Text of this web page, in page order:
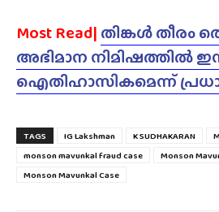
Most Read| തിങ്കൾ തീരം
അഭിമാന നിമിഷത്തിൽ
ഐതിഹാസികമെന്ന്
TAGS IG Lakshman K SUDHAKARAN
monson mavunkal fraud case
Monson
Monson Mavunkal Case